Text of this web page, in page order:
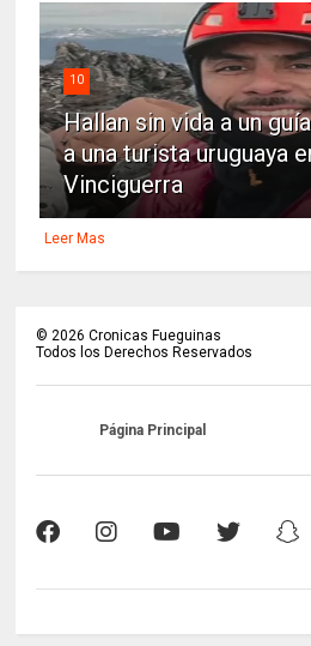
10
Hallan sin vida a un
a una turista uruguaya
Vinciguerra
Leer Mas
© 2026 Cronicas Fueguinas
Todos los Derechos Reservados
Página Principal